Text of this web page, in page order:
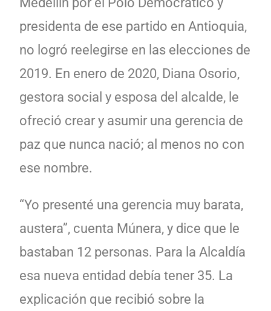
presidenta de ese partido en Antioquia,
no logró reelegirse en las elecciones de
2019. En enero de 2020, Diana Osorio,
gestora social y esposa del alcalde, le
ofreció crear y asumir una gerencia de
paz que nunca nació; al menos no con
ese nombre.
“Yo presenté una gerencia muy barata,
austera”, cuenta Múnera, y dice que le
bastaban 12 personas. Para la Alcaldía
esa nueva entidad debía tener 35. La
explicación que recibió sobre la